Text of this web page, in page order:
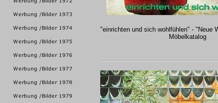
"einrichten und sich wohlfühlen" - "Neue
Möbelkatalog